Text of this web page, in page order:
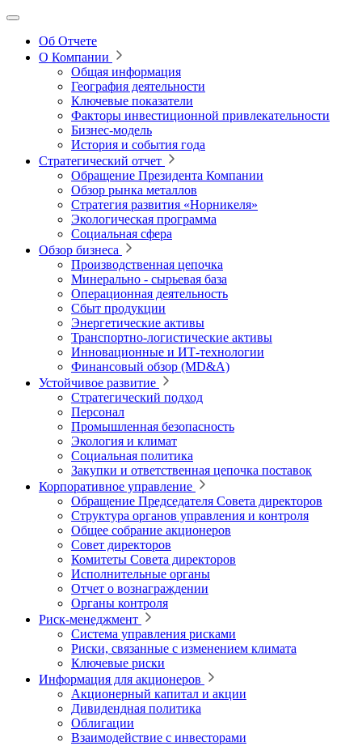
Об Отчете
О Компании
Общая информация
География деятельности
Ключевые показатели
Факторы инвестиционной привлекательности
Бизнес-модель
История и события года
Стратегический отчет
Обращение Президента Компании
Обзор рынка металлов
Стратегия развития «Норникеля»
Экологическая программа
Социальная сфера
Обзор бизнеса
Производственная цепочка
Минерально ‑ сырьевая база
Операционная деятельность
Сбыт продукции
Энергетические активы
Транспортно-логистические активы
Инновационные и ИТ‑технологии
Финансовый обзор (MD&A)
Устойчивое развитие
Стратегический подход
Персонал
Промышленная безопасность
Экология и климат
Социальная политика
Закупки и ответственная цепочка поставок
Корпоративное управление
Обращение Председателя Совета директоров
Структура органов управления и контроля
Общее собрание акционеров
Совет директоров
Комитеты Совета директоров
Исполнительные органы
Отчет о вознаграждении
Органы контроля
Риск-менеджмент
Система управления рисками
Риски, связанные с изменением климата
Ключевые риски
Информация для акционеров
Акционерный капитал и акции
Дивидендная политика
Облигации
Взаимодействие с инвесторами